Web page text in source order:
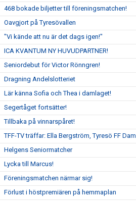
468 bokade biljetter till föreningsmatchen!
Oavgjort på Tyresövallen
"Vi kände att nu är det dags igen!"
ICA KVANTUM NY HUVUDPARTNER!
Seniordebut för Victor Rönngren!
Dragning Andelslotteriet
Lär känna Sofia och Thea i damlaget!
Segertåget fortsätter!
Tillbaka på vinnarspåret!
TFF-TV träffar: Ella Bergström, Tyresö FF Dam
Helgens Seniormatcher
Lycka till Marcus!
Föreningsmatchen närmar sig!
Förlust i höstpremiären på hemmaplan